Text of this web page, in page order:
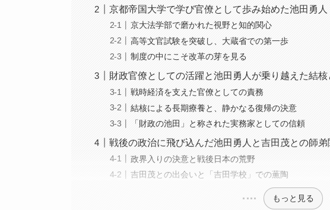
京都帝国大学で学び官僚として歩み始めた池田勇人
京大法学部で磨かれた視野と知的関心
高等文官試験を突破し、大蔵省での第一歩
制度の中にこそ改革の芽を見る
財政官僚としての活躍と池田勇人が乗り越えた結
戦時経済を支えた官僚としての責務
結核による長期療養と、静かなる復帰の決意
「財政の池田」と称された実務家としての信頼
戦後の政治に飛び込んだ池田勇人と吉田茂との師弟
政界入りの決意と戦後日本の荒野
吉田茂との出会いと「吉田学校」での薫陶
もっと見る